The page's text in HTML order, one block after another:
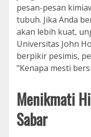
pesan-pesan
tubuh. Jika Anda
akan lebih kuat,
Universitas John
berpikir pesimis,
"Kenapa mesti
Menikmati
Sabar